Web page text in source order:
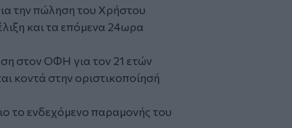
την πώληση του Χρήστου
και τα επόμενα 24ωρα
στον ΟΦΗ για τον 21 ετών
κοντά στην οριστικοποίησή
το ενδεχόμενο παραμονής του